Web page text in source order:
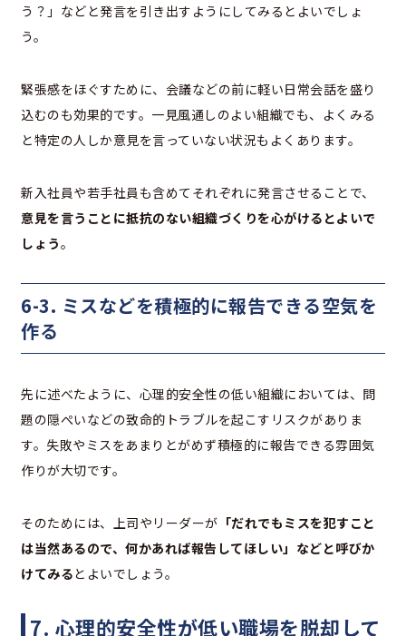
う？」などと発言を引き出すようにしてみるとよいでしょ
う。
緊張感をほぐすために、会議などの前に軽い日常会話を盛り
込むのも効果的です。一見風通しのよい組織でも、よくみる
と特定の人しか意見を言っていない状況もよくあります。
新入社員や若手社員も含めてそれぞれに発言させることで、
意見を言うことに抵抗のない組織づくりを心がけるとよいで
しょう。
6-3. ミスなどを積極的に報告できる空気を
作る
先に述べたように、心理的安全性の低い組織においては、問
題の隠ぺいなどの致命的トラブルを起こすリスクがありま
す。失敗やミスをあまりとがめず積極的に報告できる雰囲気
作りが大切です。
そのためには、上司やリーダーが 「だれでもミスを犯すこと
は当然あるので、何かあれば報告してほしい」などと呼びか
けてみるとよいでしょう。
7. 心理的安全性が低い職場を脱却して